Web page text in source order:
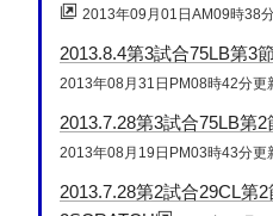
2013年09月01日AM09時38
2013.8.4第3試合75LB第3
2013年08月31日PM08時42分更
2013.7.28第3試合75LB第
2013年08月19日PM03時43分更
2013.7.28第2試合29CL第